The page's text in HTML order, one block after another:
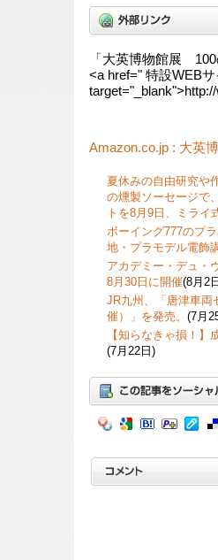
「大英博物館展
<a href=" 特設WEB
Amazon.co.jp : 大英
夏休みの自由研究や
の燻製ソーセージで
トを8月9日、ミライ
ボーイング777のプ
地・プラモデル電飾
アカデミー・デュ・
8月30日に開催(8月2
JR九州、「唐津車両
催）」を発売。 (7月
【知らなきゃ損！
(7月22日)